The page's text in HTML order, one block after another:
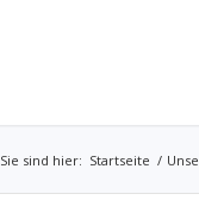
Sie sind hier: Startseite /